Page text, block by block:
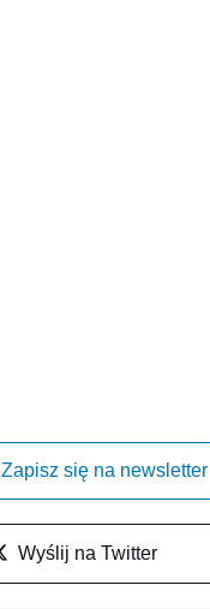
Zapisz się na newsletter
Wyślij na Twitter